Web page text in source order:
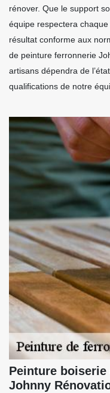
rénover. Que le support
équipe respectera
résultat conforme aux
de peinture ferronnerie
artisans dépendra de
qualifications de notre
Peinture
Johnny